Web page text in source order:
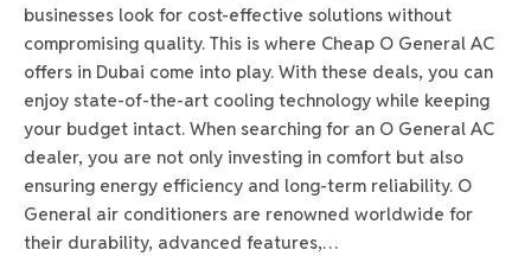
businesses look for cost-effective solutions without
compromising quality. This is where Cheap O General AC
offers in Dubai come into play. With these deals, you can
enjoy state-of-the-art cooling technology while keeping
your budget intact. When searching for an O General AC
dealer, you are not only investing in comfort but also
ensuring energy efficiency and long-term reliability. O
General air conditioners are renowned worldwide for
their durability, advanced features,…